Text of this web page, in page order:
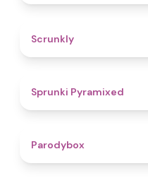
Scrunkly
Sprunki Pyramixed
Parodybox